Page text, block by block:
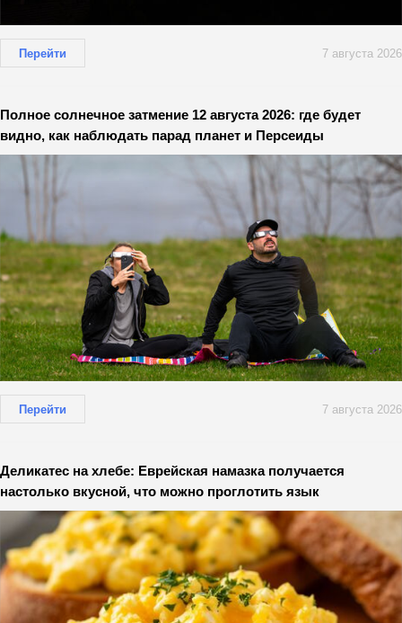
Перейти 7 августа 2026
Полное солнечное затмение 12 августа 2026: где будет
видно, как наблюдать парад планет и Персеиды
Перейти 7 августа 2026
Деликатес на хлебе: Еврейская намазка получается
настолько вкусной, что можно проглотить язык